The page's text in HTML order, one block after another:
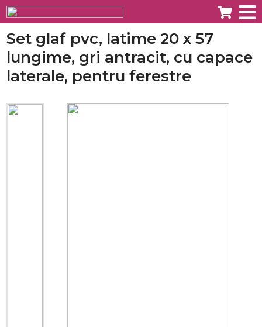
Set glaf pvc, latime 20 x 57
lungime, gri antracit, cu capace
laterale, pentru ferestre